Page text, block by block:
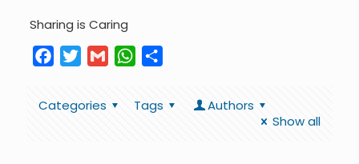
Sharing is Caring
FacebookTwitterGmail WhatsApp
Categories Tags
Authors
Show all